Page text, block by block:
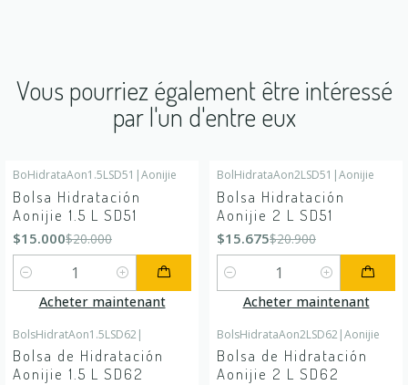
Vous pourriez également être intéressé
par l'un d'entre eux
BoHidrataAon1.5LSD51 |Aonijie
Bolsa Hidratación
Aonijie 1.5 L SD51
$15.000$20.000
Quantité
Acheter maintenant
BolHidrataAon2LSD51 |Aonijie
Bolsa Hidratación
Aonijie 2 L SD51
$15.675$20.900
Quantité
Acheter maintenant
-25%DÉSACTIVÉ
En rupture de stock
BolsHidratAon1.5LSD62|
Bolsa de Hidratación
Aonijie 1.5 L SD62
-25%DÉSACTIVÉ
En rupture de stock
BolsHidrataAon2LSD62|Aonijie
Bolsa de Hidratación
Aonijie 2 L SD62